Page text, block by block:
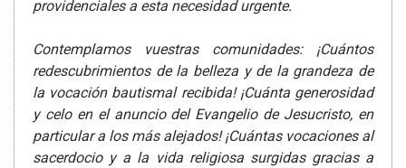
providenciales a esta necesidad urgente.
Contemplamos vuestras comunidades: ¡Cuántos
redescubrimientos de la belleza y de la grandeza de
la vocación bautismal recibida! ¡Cuánta generosidad
y celo en el anuncio del Evangelio de Jesucristo, en
particular a los más alejados! ¡Cuántas vocaciones al
sacerdocio y a la vida religiosa surgidas gracias a